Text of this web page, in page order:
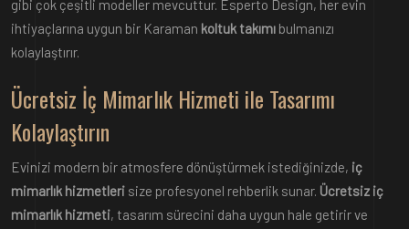
gibi çok çeşitli modeller mevcuttur. Esperto Design, her evin
ihtiyaçlarına uygun bir Karaman koltuk takımı bulmanızı
kolaylaştırır.
Ücretsiz İç Mimarlık Hizmeti ile Tasarımı
Kolaylaştırın
Evinizi modern bir atmosfere dönüştürmek istediğinizde, iç
mimarlık hizmetleri size profesyonel rehberlik sunar. Ücretsiz iç
mimarlık hizmeti, tasarım sürecini daha uygun hale getirir ve